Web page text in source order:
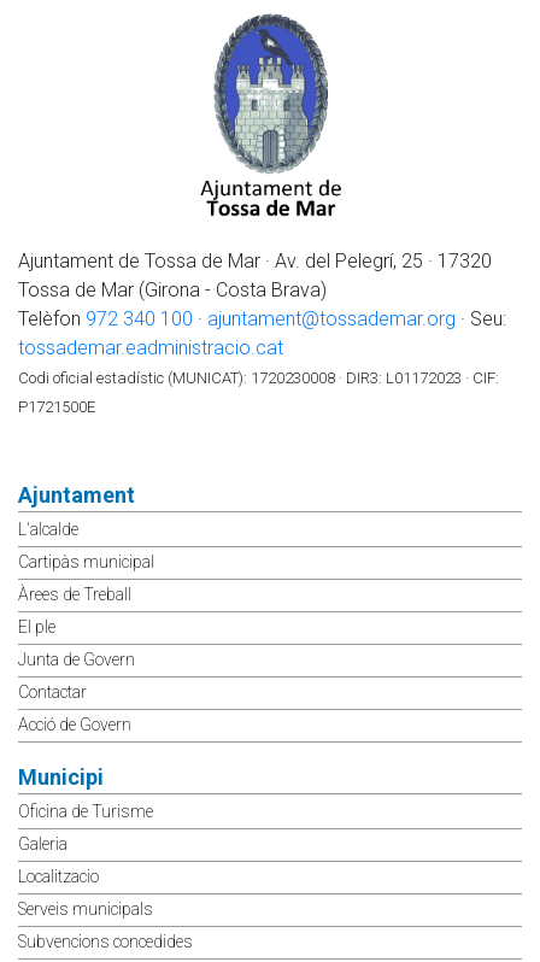
Ajuntament de Tossa de Mar · Av. del Pelegrí, 25 · 17320
Tossa de Mar (Girona - Costa Brava)
Telèfon 972 340 100 · ajuntament@tossademar.org · Seu:
tossademar.eadministracio.cat
Codi oficial estadístic (MUNICAT): 1720230008 · DIR3: L01172023 · CIF:
P1721500E
Ajuntament
L'alcalde
Cartipàs municipal
Àrees de Treball
El ple
Junta de Govern
Contactar
Acció de Govern
Municipi
Oficina de Turisme
Galeria
Localitzacio
Serveis municipals
Subvencions concedides